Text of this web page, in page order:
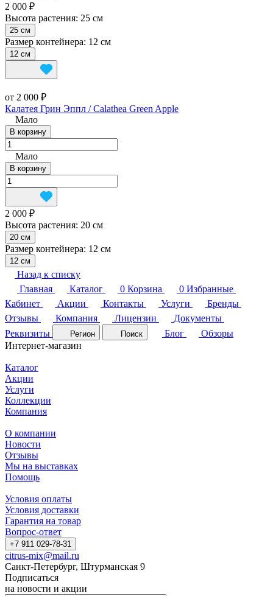
2 000 ₽
Высота растения: 25 см
25 см
Размер контейнера: 12 см
12 см
от 2 000 ₽
Калатея Грин Эппл / Calathea Green Apple
Мало
В корзину
Мало
В корзину
2 000 ₽
Высота растения: 20 см
20 см
Размер контейнера: 12 см
12 см
Назад к списку
Главная
Каталог 0 Корзина 0 Избранные
Кабинет
Акции Контакты Услуги
Бренды
Отзывы
Компания Лицензии
Документы
Реквизиты
Регион Поиск Блог
Обзоры
Интернет-магазин
Каталог
Акции
Услуги
Коллекции
Компания
О компании
Новости
Отзывы
Мы на выставках
Помощь
Условия оплаты
Условия доставки
Гарантия на товар
Вопрос-ответ
+7 911 029-78-31
citrus-mix@mail.ru
Санкт-Петербург, Штурманская 9
Подписаться
на новости и акции